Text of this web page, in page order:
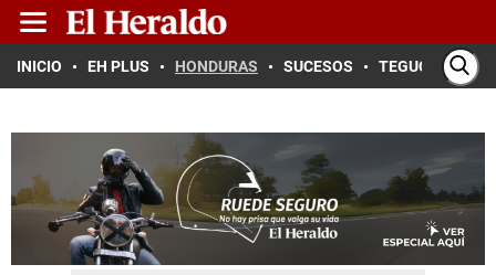
INICIO EH PLUS HONDURAS SUCESOS TEGUCIGALPA